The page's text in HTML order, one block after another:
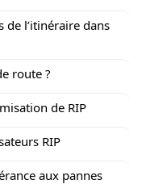
de l’itinéraire dans
route ?
de RIP
RIP
aux pannes